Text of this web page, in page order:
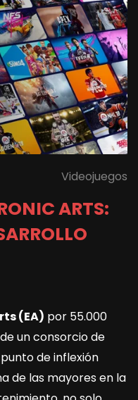
Videojuegos
ARTS:
(EA) por 55.000
un consorcio de
de inflexión
de las mayores en la